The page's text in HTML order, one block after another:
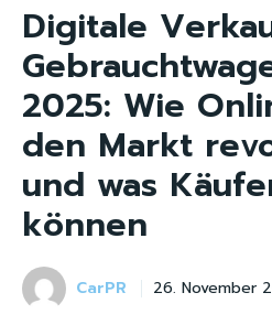
Digitale
2025: Wie
den Markt
und was
können
CarPR 26. November